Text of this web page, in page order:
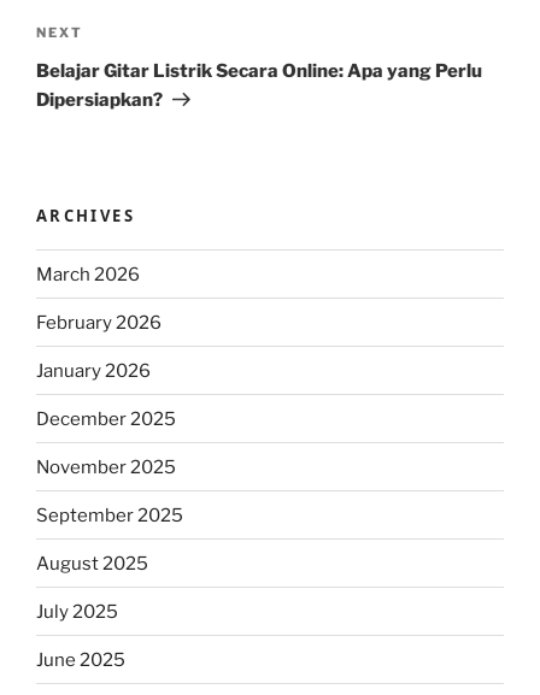
Next
Post
NEXT
Belajar Gitar Listrik Secara Online: Apa yang Perlu
Dipersiapkan?
ARCHIVES
March 2026
February 2026
January 2026
December 2025
November 2025
September 2025
August 2025
July 2025
June 2025